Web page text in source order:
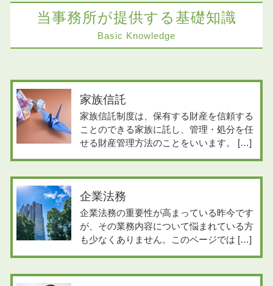
当事務所が提供する基礎知識
Basic Knowledge
家族信託
家族信託制度は、保有する財産を信頼する
ことのできる家族に託し、管理・処分を任
せる財産管理方法のことをいいます。 […]
企業法務
企業法務の重要性が高まっている昨今です
が、その業務内容について悩まれている方
も少なくありません。このページでは […]